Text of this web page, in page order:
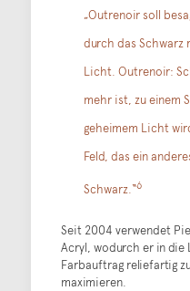
„Outrenoir soll
durch das Schwarz
Licht. Outrenoir:
mehr ist, zu einem
geheimem Licht
Feld, das ein
Schwarz.“6
Seit 2004 verwendet
Acryl, wodurch er in die
Farbauftrag reliefartig
maximieren.